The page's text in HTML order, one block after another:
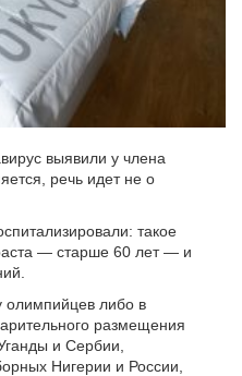
выявили у члена
речь идет не о
такое
— старше 60 лет — и
олимпийцев либо в
размещения
и Сербии,
Нигерии и России,